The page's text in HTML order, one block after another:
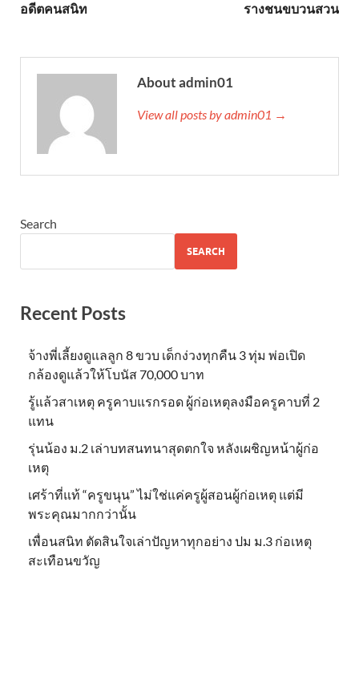
อดีตคนสนิท
รางชนขบวนสวน
About admin01
View all posts by admin01 →
Search
SEARCH
Recent Posts
จ้างพี่เลี้ยงดูแลลูก 8 ขวบ เด็กง่วงทุกคืน 3 ทุ่ม พ่อเปิด
กล้องดูแล้วให้โบนัส 70,000 บาท
รู้แล้วสาเหตุ ครูคาบแรกรอด ผู้ก่อเหตุลงมือครูคาบที่ 2
แทน
รุ่นน้อง ม.2 เล่าบทสนทนาสุดตกใจ หลังเผชิญหน้าผู้ก่อ
เหตุ
เศร้าที่แท้ “ครูขนุน” ไม่ใช่แค่ครูผู้สอนผู้ก่อเหตุ แต่มี
พระคุณมากกว่านั้น
เพื่อนสนิท ตัดสินใจเล่าปัญหาทุกอย่าง ปม ม.3 ก่อเหตุ
สะเทือนขวัญ